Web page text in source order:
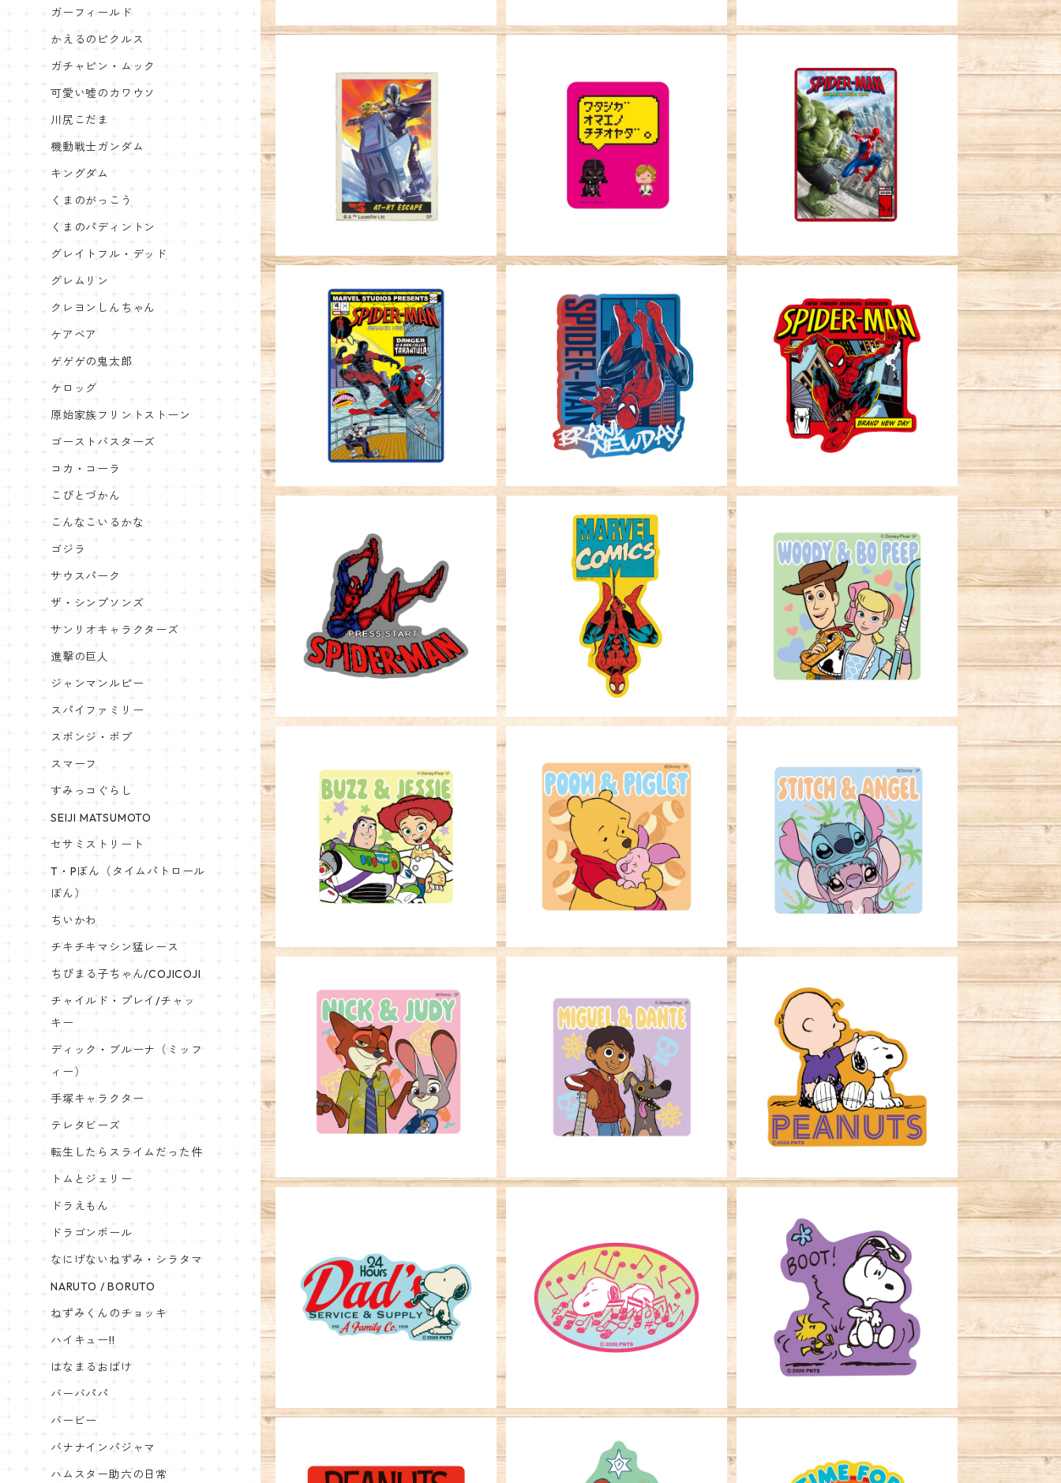
キャラクターステッカー STAR WA
RS マンダロリアン＆グローグー
AT-RTピクチャー
¥396
SOLD OUT
キャラクターステッカー STAR WA
RS ダース・ベイダー チチオヤ
¥396
キャラクターステッカー MARVEL
スパイダーマン ブランド・ニュ
ー・デイ ハルク
¥396
キャラクターステッカー MARVEL
スパイダーマン ブランド・ニュ
ー・デイ タランチュラ
¥396
キャラクターステッカー MARVEL
スパイダーマン ブランド・ニュ
ー・デイ 逆さま
¥396
キャラクターステッカー MARVEL
スパイダーマン ブランド・ニュ
ー・デイ コミック
¥396
キャラクターステッカー MARVEL
スパイダーマン ピクセル
¥396
キャラクターステッカー MARVEL
スパイダーマン 逆さま
¥396
SOLD OUT
キャラクターステッカー トイ・ス
トーリー ウッディ＆ボー・ピープ
¥396
キャラクターステッカー トイ・ス
トーリー バズ＆ジェシー
¥396
キャラクターステッカー くまのプ
ーさん プーさん＆ピグレット
¥396
キャラクターステッカー リロ＆ス
ティチ スティッチ＆エンジェル
¥396
キャラクターステッカー ズートピ
ア ニック＆ジュディ
¥396
キャラクターステッカー リメンバ
ー・ミー ミゲル＆ダンテ
¥396
キャラクターステッカー ピーナッ
ツ なでなで
¥396
キャラクターステッカー ピーナッ
ツ Dad’s
¥396
キャラクターステッカー ピーナッ
ツ おんぷ
¥396
キャラクターステッカー ピーナッ
ツ BOOT！
¥396
ガーフィールド
かえるのピクルス
ガチャピン・ムック
可愛い嘘のカワウソ
川尻こだま
機動戦士ガンダム
キングダム
くまのがっこう
くまのパディントン
グレイトフル・デッド
グレムリン
クレヨンしんちゃん
ケアベア
ゲゲゲの鬼太郎
ケロッグ
原始家族フリントストーン
ゴーストバスターズ
コカ・コーラ
こびとづかん
こんなこいるかな
ゴジラ
サウスパーク
ザ・シンプソンズ
サンリオキャラクターズ
進撃の巨人
ジャンマンルピー
スパイファミリー
スポンジ・ボブ
スマーフ
すみっコぐらし
SEIJI MATSUMOTO
セサミストリート
T・Pぼん（タイムパトロール
ぼん）
ちいかわ
チキチキマシン猛レース
ちびまる子ちゃん/COJICOJI
チャイルド・プレイ/チャッ
キー
ディック・ブルーナ（ミッフ
ィー）
手塚キャラクター
テレタビーズ
転生したらスライムだった件
トムとジェリー
ドラえもん
ドラゴンボール
なにげないねずみ・シラタマ
NARUTO / BORUTO
ねずみくんのチョッキ
ハイキュー!!
はなまるおばけ
バーバパパ
バービー
バナナインパジャマ
ハムスター助六の日常